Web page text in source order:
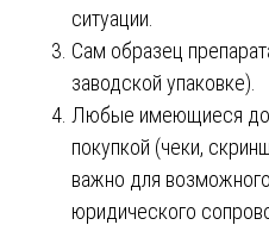
ситуации.
Сам образец
заводской упаковке).
Любые имеющиеся
покупкой (чеки,
важно для
юридического